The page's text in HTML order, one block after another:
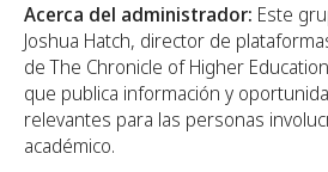
Acerca del administrador: Este
Joshua Hatch, director de
de The Chronicle of Higher
que publica información y
relevantes para las personas
académico.